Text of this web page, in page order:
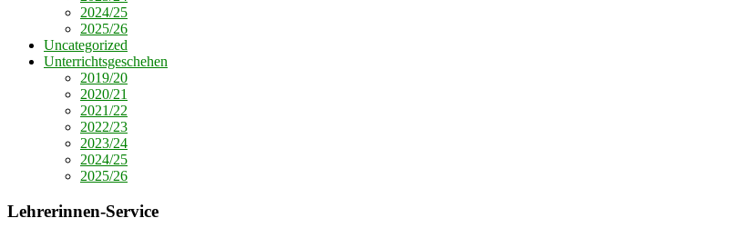
2024/25
2025/26
Uncategorized
Unterrichtsgeschehen
2019/20
2020/21
2021/22
2022/23
2023/24
2024/25
2025/26
Lehrerinnen-Service